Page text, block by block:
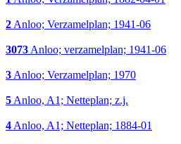
2Anloo; Verzamelplan; 1941-06
3073Anloo; verzamelplan; 1941-06
3Anloo; Verzamelplan; 1970
5Anloo, A1; Netteplan; z.j.
4Anloo, A1; Netteplan; 1884-01